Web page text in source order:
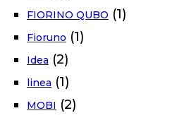
FIORINO QUBO (1)
Fioruno (1)
Idea (2)
linea (1)
MOBI (2)